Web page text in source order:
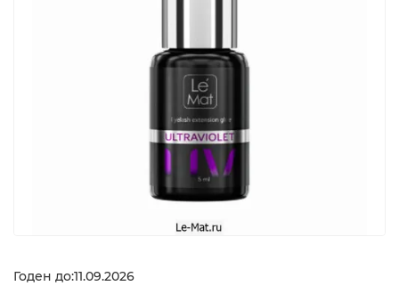
Годен до:11.09.2026